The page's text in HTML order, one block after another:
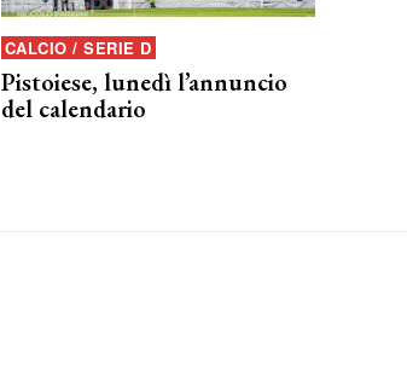
CALCIO / SERIE D
Pistoiese, lunedì l’annuncio
del calendario